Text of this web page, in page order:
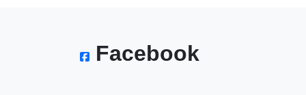
Facebook